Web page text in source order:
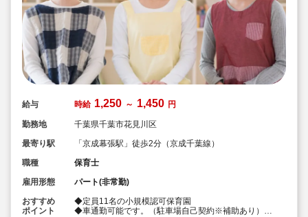
給与 時給 1,250 ～ 1,450 円
勤務地
千葉県千葉市花見川区
最寄り駅
「京成幕張駅」徒歩2分（京成千葉線）
職種
保育士
雇用形態
パート(非常勤)
おすすめ
ポイント
◆定員11名の小規模認可保育園
◆車通勤可能です。（駐車場自己契約※補助あり）